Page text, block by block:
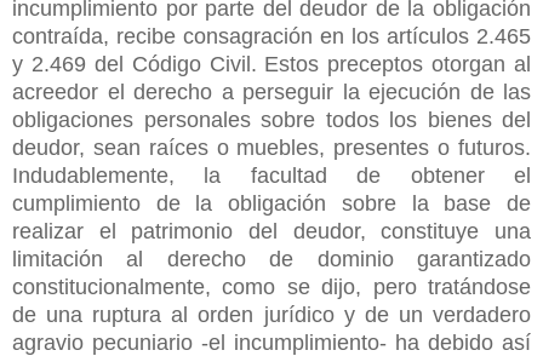
incumplimiento por parte del deudor de la obligación
contraída, recibe consagración en los artículos 2.465
y 2.469 del Código Civil. Estos preceptos otorgan al
acreedor el derecho a perseguir la ejecución de las
obligaciones personales sobre todos los bienes del
deudor, sean raíces o muebles, presentes o futuros.
Indudablemente, la facultad de obtener el
cumplimiento de la obligación sobre la base de
realizar el patrimonio del deudor, constituye una
limitación al derecho de dominio garantizado
constitucionalmente, como se dijo, pero tratándose
de una ruptura al orden jurídico y de un verdadero
agravio pecuniario -el incumplimiento- ha debido así